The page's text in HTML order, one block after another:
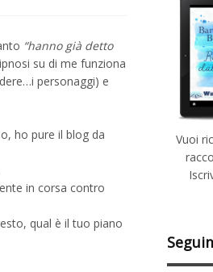
“hanno già detto
su di me funziona
personaggi) e
ho pure il blog da
in corsa contro
qual è il tuo piano
Vuoi